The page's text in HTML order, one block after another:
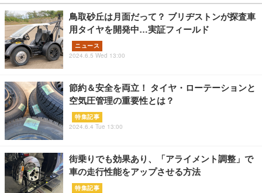
鳥取砂丘は月面だって？ ブリヂストンが探査車
用タイヤを開発中…実証フィールド
ニュース
2024.6.5 Wed 13:00
節約＆安全を両立！ タイヤ・ローテーションと
空気圧管理の重要性とは？
特集記事
2024.6.4 Tue 13:00
街乗りでも効果あり、「アライメント調整」で
車の走行性能をアップさせる方法
特集記事